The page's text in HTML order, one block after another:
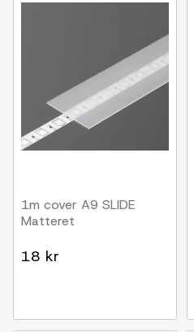
1m cover A9 SLIDE
Matteret
18 kr